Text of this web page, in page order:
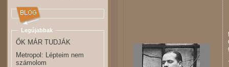
Legújabbak
ŐK MÁR TUDJÁK
Metropol: Lépteim nem
számolom